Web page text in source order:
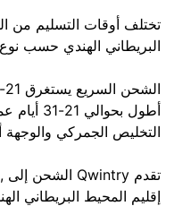
تختلف أوقات التسليم من
البريطاني الهندي حسب
أطول
التخليص الجمركي والوجهة
إقليم المحيط البريطاني